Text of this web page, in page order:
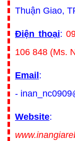
Thuận Giao,
Điện thoại:
106 848 (Ms.
Email :
-
Website: